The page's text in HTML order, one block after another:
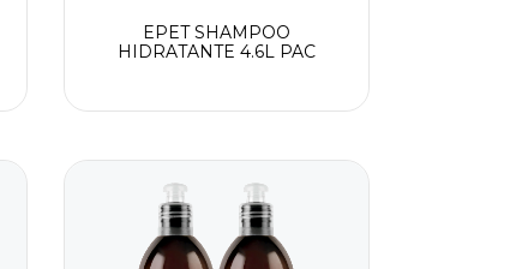
EPET SHAMPOO
HIDRATANTE 4.6L PAC